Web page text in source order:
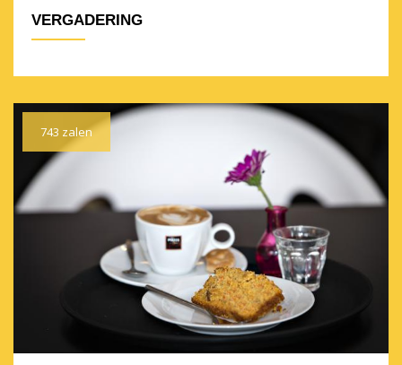
VERGADERING
743 zalen